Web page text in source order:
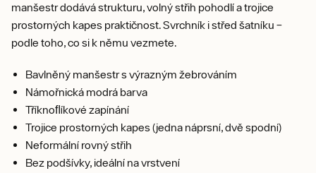
manšestr dodává strukturu, volný střih pohodlí a trojice
prostorných kapes praktičnost. Svrchník i střed šatníku –
podle toho, co si k němu vezmete.
Bavlněný manšestr s výrazným žebrováním
Námořnická modrá barva
Tříknoﬂíkové zapínání
Trojice prostorných kapes (jedna náprsní, dvě spodní)
Neformální rovný střih
Bez podšívky, ideální na vrstvení